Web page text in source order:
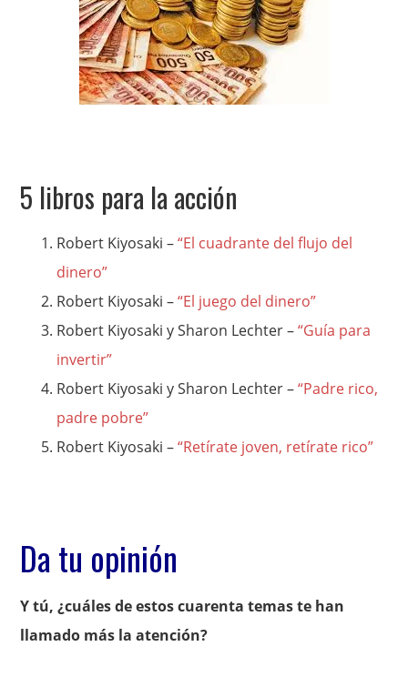
5 libros para la acción
Robert Kiyosaki –“El cuadrante del flujo del
dinero”
Robert Kiyosaki –“El juego del dinero”
Robert Kiyosaki y Sharon Lechter –“Guía para
invertir”
Robert Kiyosaki y Sharon Lechter –“Padre rico,
padre pobre”
Robert Kiyosaki –“Retírate joven, retírate rico”
Da tu opinión
Y tú, ¿cuáles de estos cuarenta temas te han
llamado más la atención?